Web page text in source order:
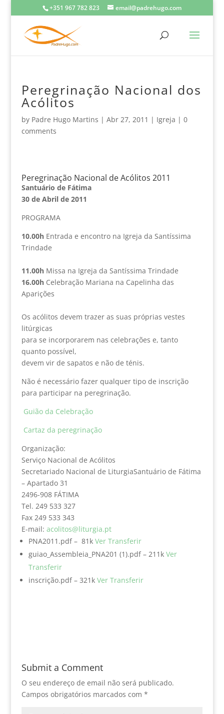
+351 967 782 823 email@padrehugo.com
Peregrinação Nacional dos
Acólitos
by Padre Hugo Martins | Abr 27, 2011 | Igreja | 0
comments
Peregrinação Nacional de Acólitos 2011
Santuário de Fátima
30 de Abril de 2011
PROGRAMA
10.00hEntrada e encontro na Igreja da Santíssima
Trindade
11.00hMissa na Igreja da Santíssima Trindade
16.00hCelebração Mariana na Capelinha das
Aparições
Os acólitos devem trazer as suas próprias vestes
litúrgicas
para se incorporarem nas celebrações e, tanto
quanto possível,
devem vir de sapatos e não de ténis.
Não é necessário fazer qualquer tipo de inscrição
para participar na peregrinação.
Guião da Celebração
Cartaz da peregrinação
Organização:
Serviço Nacional de Acólitos
Secretariado Nacional de LiturgiaSantuário de Fátima
– Apartado 31
2496-908 FÁTIMA
Tel. 249 533 327
Fax 249 533 343
E-mail: acolitos@liturgia.pt
PNA2011.pdf – 81k Ver Transferir
guiao_Assembleia_PNA201 (1).pdf – 211k Ver
Transferir
inscrição.pdf – 321k Ver Transferir
Submit a Comment
O seu endereço de email não será publicado.
Campos obrigatórios marcados com *